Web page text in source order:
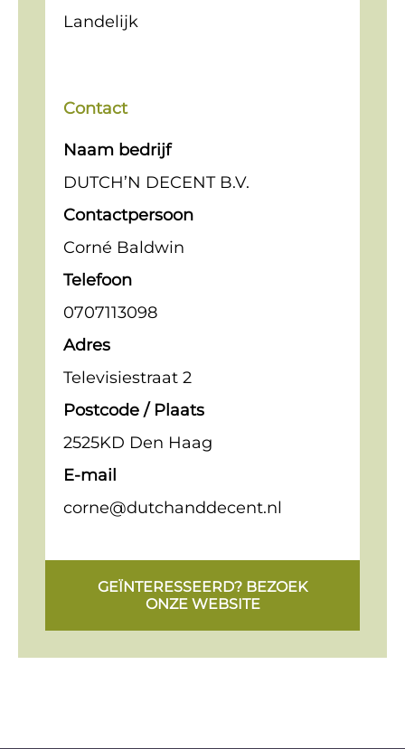
Landelijk
Contact
Naam bedrijf
DUTCH’N DECENT B.V.
Contactpersoon
Corné Baldwin
Telefoon
0707113098
Adres
Televisiestraat 2
Postcode / Plaats
2525KD Den Haag
E-mail
corne@dutchanddecent.nl
GEÏNTERESSEERD? BEZOEK
ONZE WEBSITE